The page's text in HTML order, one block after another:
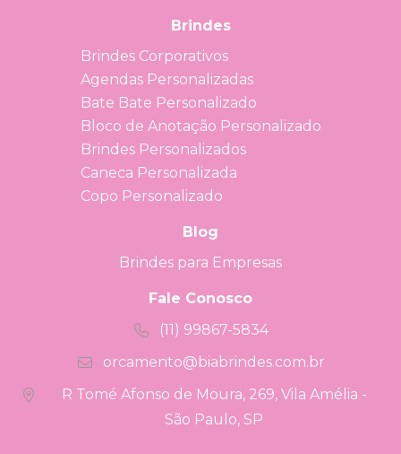
Brindes
Brindes Corporativos
Agendas Personalizadas
Bate Bate Personalizado
Bloco de Anotação Personalizado
Brindes Personalizados
Caneca Personalizada
Copo Personalizado
Blog
Brindes para Empresas
Fale Conosco
(11) 99867-5834
orcamento@biabrindes.com.br
R Tomé Afonso de Moura, 269, Vila Amélia -
São Paulo, SP